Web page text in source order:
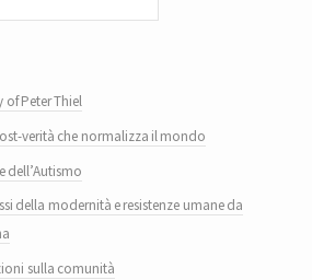
Peter Thiel
verità che normalizza il mondo
dell’Autismo
della modernità e resistenze umane da
sulla comunità